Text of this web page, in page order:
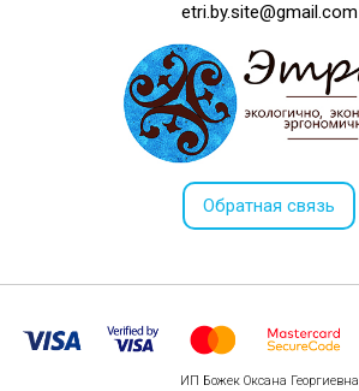
etri.by.site@gmail.com
Обратная связь
ИП Божек Оксана Георгиевна